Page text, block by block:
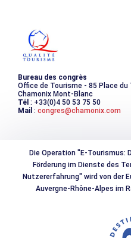
Les incontournables
Photothèque
Bureau des congrès
Office de Tourisme - 85 Place
Chamonix Mont-Blanc
Tél : +33(0)4 50 53 75 50
Mail : congres@chamonix.com
Die Operation "E-Tourismus:
Förderung im Dienste des
Nutzererfahrung" wird von der
Auvergne-Rhône-Alpes im